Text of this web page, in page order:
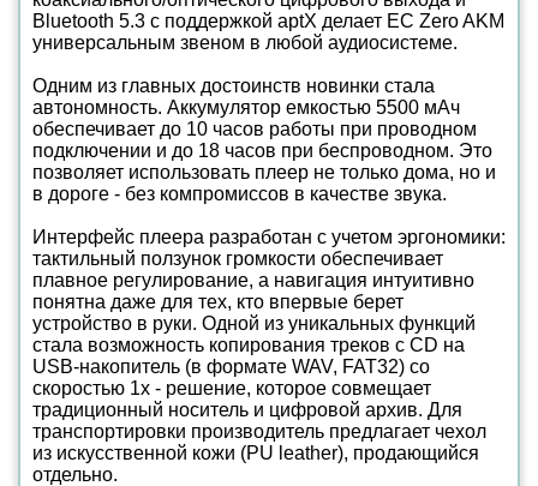
Bluetooth 5.3 с поддержкой aptX делает EC Zero AKM
универсальным звеном в любой аудиосистеме.
Одним из главных достоинств новинки стала
автономность. Аккумулятор емкостью 5500 мАч
обеспечивает до 10 часов работы при проводном
подключении и до 18 часов при беспроводном. Это
позволяет использовать плеер не только дома, но и
в дороге - без компромиссов в качестве звука.
Интерфейс плеера разработан с учетом эргономики:
тактильный ползунок громкости обеспечивает
плавное регулирование, а навигация интуитивно
понятна даже для тех, кто впервые берет
устройство в руки. Одной из уникальных функций
стала возможность копирования треков с CD на
USB-накопитель (в формате WAV, FAT32) со
скоростью 1x - решение, которое совмещает
традиционный носитель и цифровой архив. Для
транспортировки производитель предлагает чехол
из искусственной кожи (PU leather), продающийся
отдельно.